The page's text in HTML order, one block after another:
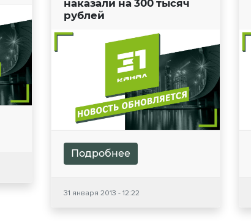
наказали на 300 тысяч
рублей
Подробнее
31 января 2013 - 12:22